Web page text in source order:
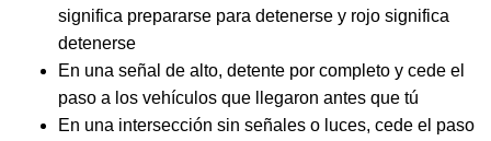
significa prepararse para detenerse y rojo significa
detenerse
En una señal de alto, detente por completo y cede el
paso a los vehículos que llegaron antes que tú
En una intersección sin señales o luces, cede el paso